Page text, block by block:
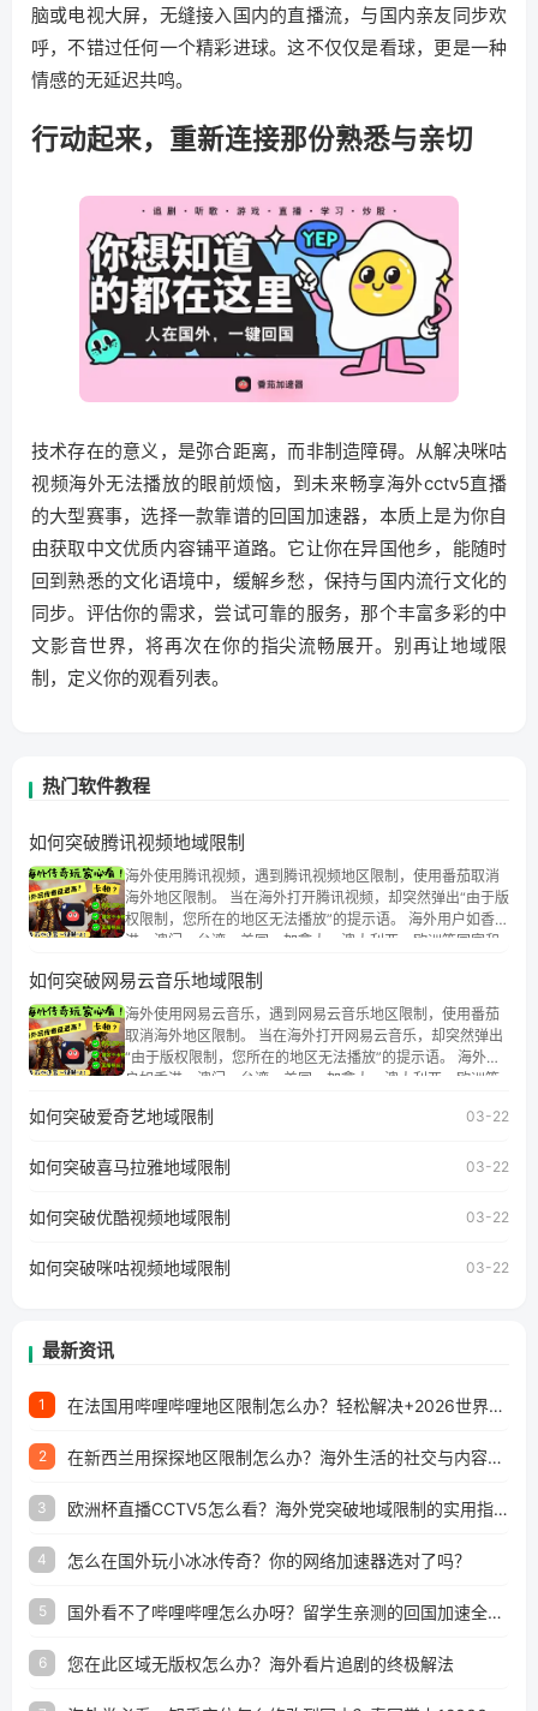
脑或电视大屏，无缝接入国内的直播流，与国内亲友同步欢
呼，不错过任何一个精彩进球。这不仅仅是看球，更是一种
情感的无延迟共鸣。
行动起来，重新连接那份熟悉与亲切
技术存在的意义，是弥合距离，而非制造障碍。从解决咪咕
视频海外无法播放的眼前烦恼，到未来畅享海外cctv5直播
的大型赛事，选择一款靠谱的回国加速器，本质上是为你自
由获取中文优质内容铺平道路。它让你在异国他乡，能随时
回到熟悉的文化语境中，缓解乡愁，保持与国内流行文化的
同步。评估你的需求，尝试可靠的服务，那个丰富多彩的中
文影音世界，将再次在你的指尖流畅展开。别再让地域限
制，定义你的观看列表。
热门软件教程
如何突破腾讯视频地域限制
海外使用腾讯视频，遇到腾讯视频地区限制，使用番茄取消
海外地区限制。 当在海外打开腾讯视频，却突然弹出“由于版
权限制，您所在的地区无法播放”的提示语。 海外用户如香
港、澳门、台湾、美国、加拿大、澳大利亚、欧洲等国家和
权限制问题，且仅能在中国大陆地区播放。 遇到这个问题的
朋友们，使用番茄回国加速器，即可解决「海外用户收听腾
讯视频地区版权限制」的问题，无论人在香港、澳门、台
湾、美国、加拿大、澳大利亚、欧洲等国家和地区工作、留
学、定居等，都可以使用，不再因地区和版权限制所困扰。
如何突破网易云音乐地域限制
海外使用网易云音乐，遇到网易云音乐地区限制，使用番茄
取消海外地区限制。 当在海外打开网易云音乐，却突然弹出
“由于版权限制，您所在的地区无法播放”的提示语。 海外用
户如香港、澳门、台湾、美国、加拿大、澳大利亚、欧洲等
地区及版权限制问题，且仅能在中国大陆地区播放。 遇到这
户收听网易云音乐地区版权限制」的问题，无论人在香港、
工作、留学、定居等，都可以使用，不再因地区和版权限制
所困扰。
如何突破爱奇艺地域限制 03-22
如何突破喜马拉雅地域限制 03-22
如何突破优酷视频地域限制 03-22
如何突破咪咕视频地域限制 03-22
最新资讯
1 在法国用哔哩哔哩地区限制怎么办？轻松解决+2026世界杯看球攻略
2 在新西兰用探探地区限制怎么办？海外生活的社交与内容之困
3 欧洲杯直播CCTV5怎么看？海外党突破地域限制的实用指南
4 怎么在国外玩小冰冰传奇？你的网络加速器选对了吗？
5 国外看不了哔哩哔哩怎么办呀？留学生亲测的回国加速全攻略（含酷我音乐渤海银行解决方法）
6 您在此区域无版权怎么办？海外看片追剧的终极解法